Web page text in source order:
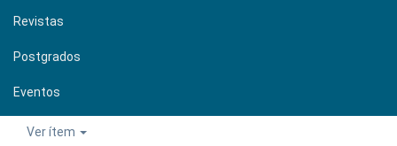
Revistas
Postgrados
Eventos
Ver ítem